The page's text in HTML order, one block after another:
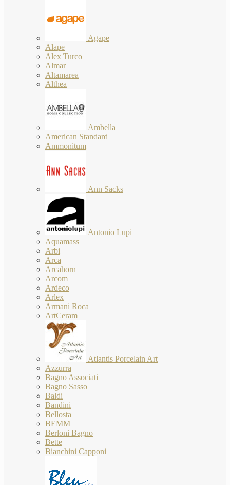
Agape
Alape
Alex Turco
Almar
Altamarea
Althea
Ambella
American Standard
Ammonitum
Ann Sacks
Antonio Lupi
Aquamass
Arbi
Arca
Arcahorn
Arcom
Ardeco
Arlex
Armani Roca
ArtCeram
Atlantis Porcelain Art
Azzurra
Bagno Associati
Bagno Sasso
Baldi
Bandini
Bellosta
BEMM
Berloni Bagno
Bette
Bianchini Capponi